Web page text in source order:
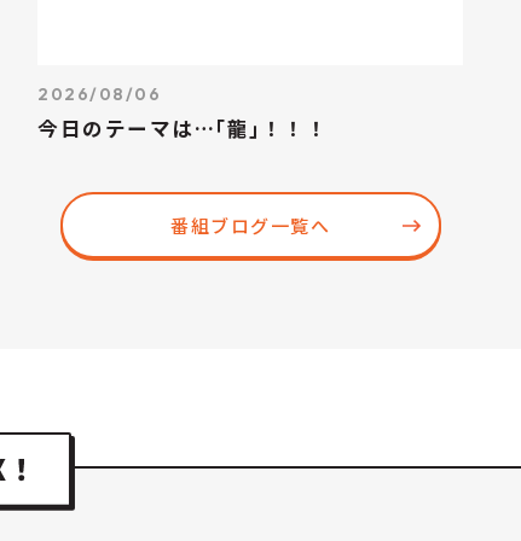
2026/08/06
今日のテーマは…｢龍｣！！！
番組ブログ一覧へ